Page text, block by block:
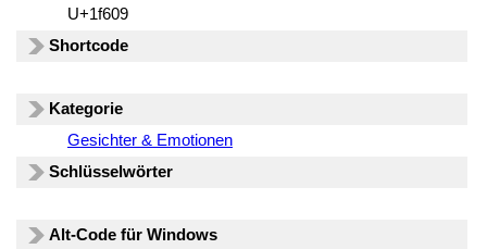
U+1f609
Shortcode
Kategorie
Gesichter & Emotionen
Schlüsselwörter
Alt-Code für Windows